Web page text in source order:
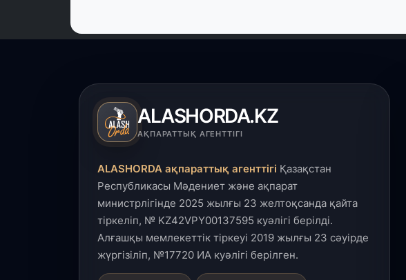
ALASHORDA.KZ
АҚПАРАТТЫҚ АГЕНТТІГІ
ALASHORDA ақпараттық агенттігі Қазақстан
Республикасы Мәдениет және ақпарат
министрлігінде 2025 жылғы 23 желтоқсанда қайта
тіркеліп, № KZ42VPY00137595 куәлігі берілді.
Алғашқы мемлекеттік тіркеуі 2019 жылғы 23 сәуірде
жүргізіліп, №17720 ИА куәлігі берілген.